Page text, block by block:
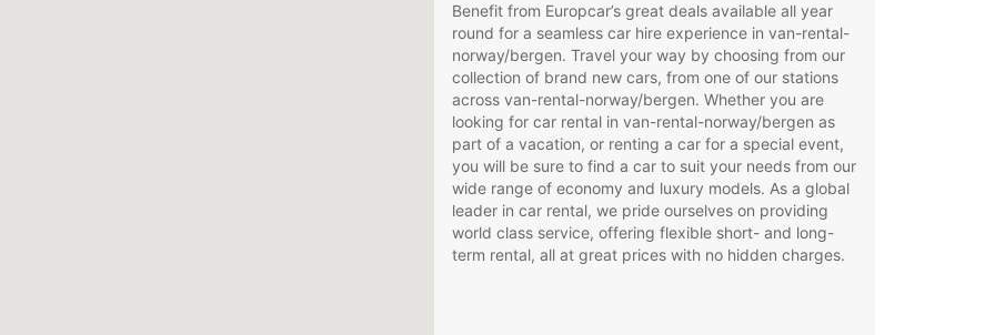
Benefit from Europcar’s great deals available all year
round for a seamless car hire experience in van-rental-
norway/bergen. Travel your way by choosing from our
collection of brand new cars, from one of our stations
across van-rental-norway/bergen. Whether you are
looking for car rental in van-rental-norway/bergen as
part of a vacation, or renting a car for a special event,
you will be sure to find a car to suit your needs from our
wide range of economy and luxury models. As a global
leader in car rental, we pride ourselves on providing
world class service, offering flexible short- and long-
term rental, all at great prices with no hidden charges.